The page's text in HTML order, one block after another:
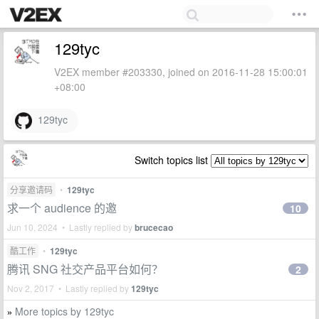
129tyc
V2EX member #203330, joined on 2016-11-28 15:00:01
+08:00
129tyc
Switch topics list
分享邀请码 • 129tyc
求一个 audience 的邀
Jun 10, 2024 • Lastly replied bybrucecao
10
酷工作 • 129tyc
腾讯 SNG 社交产品平台如何？
Nov 2, 2017 • Lastly replied by129tyc
2
» More topics by 129tyc